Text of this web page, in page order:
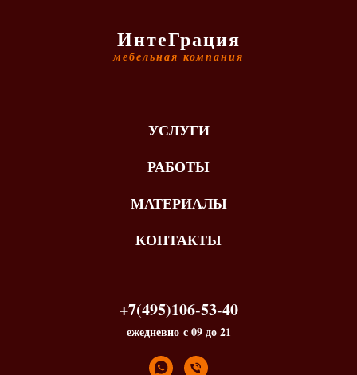
ИнтеГрация
мебельная компания
УСЛУГИ
РАБОТЫ
МАТЕРИАЛЫ
КОНТАКТЫ
+7(495)106-53-40
ежедневно с 09 до 21